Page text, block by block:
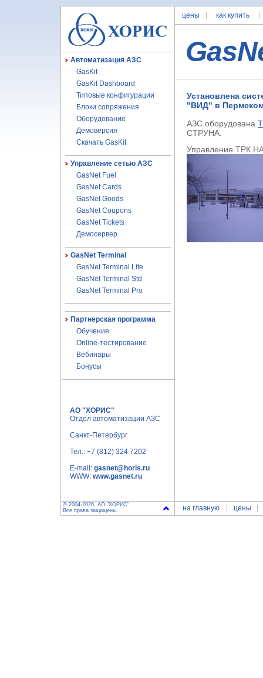
Автоматизация АЗС
GasKit
GasKit Dashboard
Типовые конфигурации
Блоки сопряжения
Оборудование
Демоверсия
Скачать GasKit
Управление сетью АЗС
GasNet Fuel
GasNet Cards
GasNet Goods
GasNet Coupons
GasNet Tickets
Демосервер
GasNet Terminal
GasNet Terminal Lite
GasNet Terminal Std
GasNet Terminal Pro
Партнерская программа
Обучение
Online-тестирование
Вебинары
Бонусы
цены как купить
Установлена
"ВИД" в
АЗС оборудована
СТРУНА.
Управление ТРК
АО "ХОРИС"
Отдел автоматизации АЗС
Санкт-Петербург
Тел.: +7 (812) 324 7202
E-mail: gasnet@horis.ru
WWW: www.gasnet.ru
© 2004-2026, АО "ХОРИС"
Все права защищены.
на главную цены